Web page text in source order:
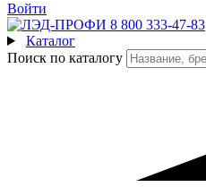
Войти
8 800 333-47-83
Каталог
Поиск по каталогу